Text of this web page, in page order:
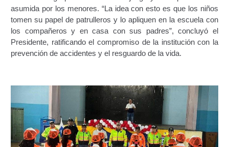
Junta Directiva Old
Licencia para Conducir
Certificación de Datos de Licencia para Conducir.
Apostilla Electrónica
Registro Original de Licencia para Conducir Cuarto
Grado (4°).
asumida por los menores. “La idea con esto es que los niños
tomen su papel de patrulleros y lo apliquen en la escuela con
los compañeros y en casa con sus padres”, concluyó el
Presidente, ratificando el compromiso de la institución con la
prevención de accidentes y el resguardo de la vida.